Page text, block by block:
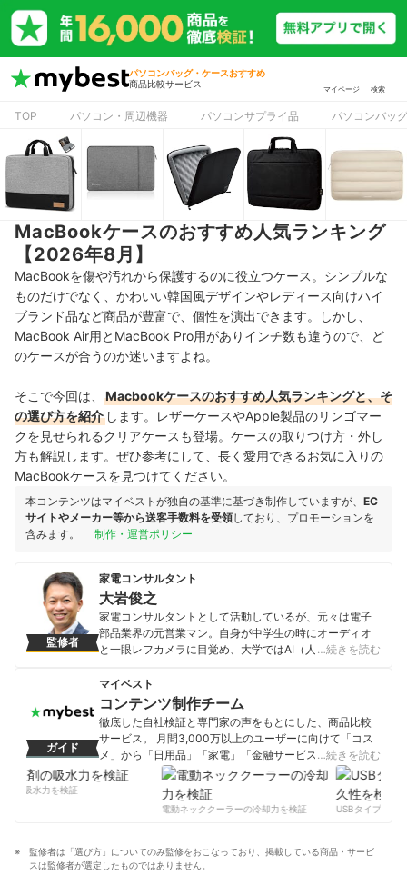
パソコンバッグ・ケースおすすめ
商品比較サービス
マイページ 検索
TOP パソコン・周辺機器 パソコンサプライ品 パソコンバッ
MacBookケースのおすすめ人気ランキング
【2026年8月】
MacBookを傷や汚れから保護するのに役立つケース。シンプルな
ものだけでなく、かわいい韓国風デザインやレディース向けハイ
ブランド品など商品が豊富で、個性を演出できます。しかし、
MacBook Air用とMacBook Pro用がありインチ数も違うので、ど
のケースが合うのか迷いますよね。
そこで今回は、
Macbookケースのおすすめ人気ランキングと、そ
の選び方を紹介 します。レザーケースやApple製品のリンゴマー
クを見せられるクリアケースも登場。ケースの取りつけ方・外し
方も解説します。ぜひ参考にして、長く愛用できるお気に入りの
MacBookケースを見つけてください。
本コンテンツはマイベストが独自の基準に基づき制作していますが、 EC
サイトやメーカー等から送客手数料を受領しており、プロモーションを
含みます。
制作・運営ポリシー
監修者
家電コンサルタント
大岩俊之
家電コンサルタントとして活動しているが、元々は電子
部品業界の元営業マン。自身が中学生の時にオーディオ
と一眼レフカメラに目覚め、大学ではAI（人工知能）を
の方に魅力を感じ営業職へ。その後、電子部品メーカ
ー・半導体商社・パソコンメーカーなどで、家電メーカ
ー・家電量販店など向けの法人営業を経験。いずれの会
社でも、前年比150％以上の営業数字を達成、営業職200
人中１位の売上実績も持つ。その後、セミナー講師とし
て活動する傍ら、家電製品の裏事情を知る家電コンサル
タントとして活動し、テレビ番組にも「家電の達人」と
して毎年出演。家電メーカーに営業していたため、コネ
クタ・スイッチ・半導体などに精通しており、家電の内
資格試験の講師も務める。
大岩俊之のプロフィール
…続きを読む
ガイド
マイベスト
コンテンツ制作チーム
徹底した自社検証と専門家の声をもとにした、商品比較
サービス。 月間3,000万以上のユーザーに向けて「コス
メ」から「日用品」「家電」「金融サービス」まで、ベ
ストな商品を選んでもらうために、毎日コンテンツを制
コンテンツ制作チームのプロフィール
…続きを読む
の吸水力を検証
電動ネッククーラーの冷却力を検証
USBタイプCケー
監修者は「選び方」についてのみ監修をおこなっており、掲載している商品・サービ
スは監修者が選定したものではありません。